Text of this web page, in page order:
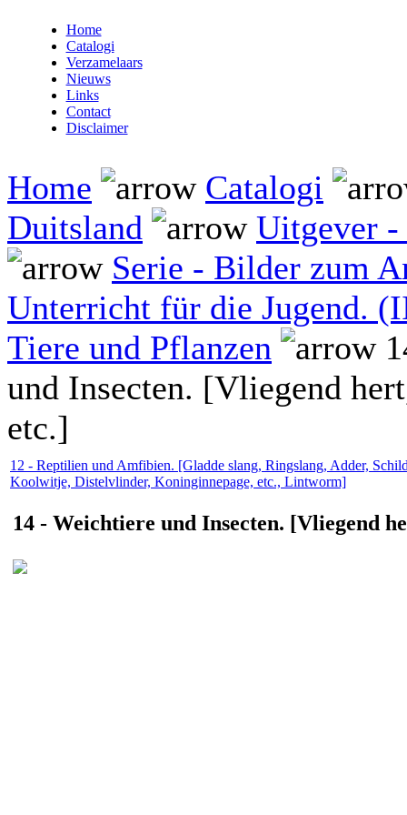
Home
Catalogi
Verzamelaars
Nieuws
Links
Contact
Disclaimer
Home
Catalogi
Duitsland
Uitgever -
Serie - Bilder zum
Unterricht für die Jugend.
Tiere und Pflanzen
und Insecten. [Vliegend
etc.]
12 - Reptilien und Amfibien. [Gladde slang, Ringslang, Adder,
Koolwitje, Distelvlinder, Koninginnepage, etc., Lintworm]
14 - Weichtiere und Insecten. [Vliegend